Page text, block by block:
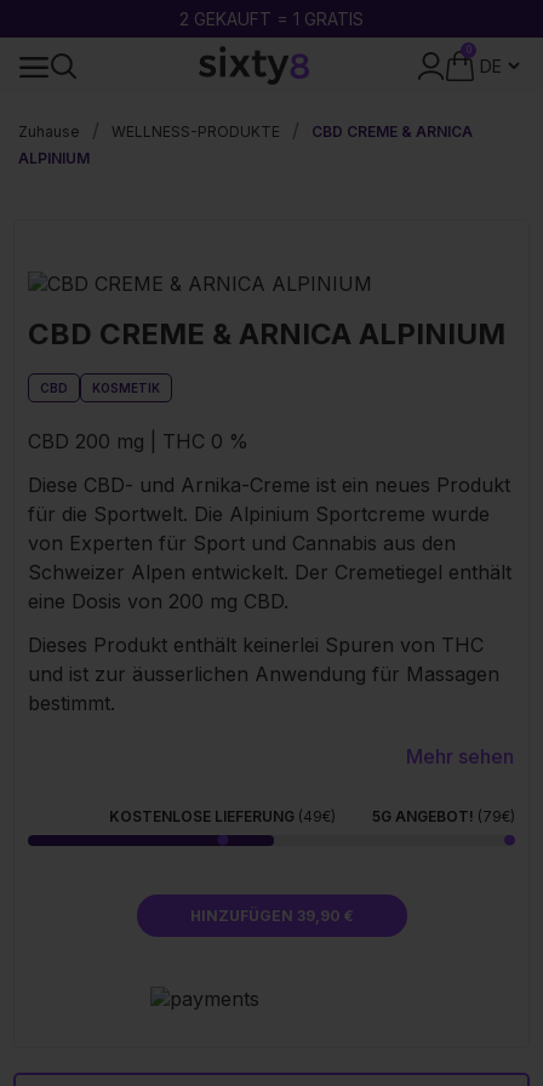
2 GEKAUFT = 1 GRATIS
0
Zuhause
WELLNESS-PRODUKTE
CBD CREME & ARNICA
ALPINIUM
CBD CREME & ARNICA ALPINIUM
CBD KOSMETIK
CBD 200 mg | THC 0 %
Diese CBD- und Arnika-Creme ist ein neues Produkt
für die Sportwelt. Die Alpinium Sportcreme wurde
von Experten für Sport und Cannabis aus den
Schweizer Alpen entwickelt. Der Cremetiegel enthält
eine Dosis von 200 mg CBD.
Dieses Produkt enthält keinerlei Spuren von THC
und ist zur äusserlichen Anwendung für Massagen
bestimmt.
Mehr sehen
KOSTENLOSE LIEFERUNG (49€) 5G ANGEBOT! (79€)
HINZUFÜGEN 39,90 €